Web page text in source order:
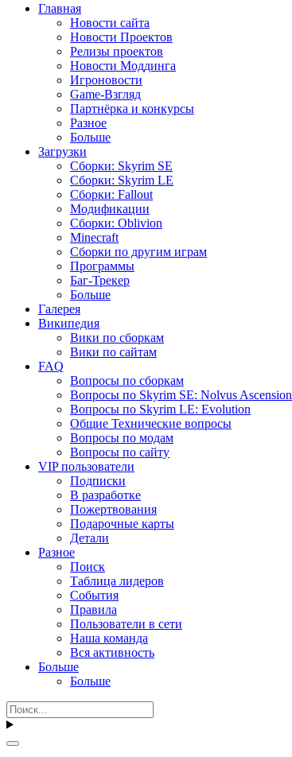
Главная
Новости сайта
Новости Проектов
Релизы проектов
Новости Моддинга
Игроновости
Game-Взгляд
Партнёрка и конкурсы
Разное
Больше
Загрузки
Сборки: Skyrim SE
Сборки: Skyrim LE
Сборки: Fallout
Модификации
Сборки: Oblivion
Minecraft
Сборки по другим играм
Программы
Баг-Трекер
Больше
Галерея
Википедия
Вики по сборкам
Вики по сайтам
FAQ
Вопросы по сборкам
Вопросы по Skyrim SE: Nolvus Ascension
Вопросы по Skyrim LE: Evolution
Общие Технические вопросы
Вопросы по модам
Вопросы по сайту
VIP пользователи
Подписки
В разработке
Пожертвования
Подарочные карты
Детали
Разное
Поиск
Таблица лидеров
События
Правила
Пользователи в сети
Наша команда
Вся активность
Больше
Больше